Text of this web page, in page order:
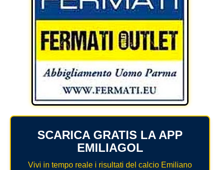
SCARICA GRATIS LA APP
EMILIAGOL
Vivi in tempo reale i risultati del calcio Emiliano